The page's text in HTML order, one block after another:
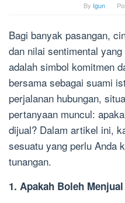
By Igun
Bagi banyak pasangan,
dan nilai sentimental
adalah simbol komitmen
bersama sebagai suami
perjalanan hubungan,
pertanyaan muncul:
dijual? Dalam artikel ini,
sesuatu yang perlu Anda
tunangan.
1. Apakah Boleh